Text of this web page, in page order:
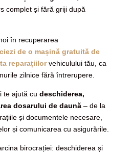
complet și fără griji după
în recuperarea
de o mașină gratuită de
reparațiilorvehiculului tău, ca
zilnice fără întrerupere.
te ajută cu deschiderea,
dosarului de daună– de la
și documentele necesare,
și comunicarea cu asigurările.
birocrației: deschiderea și